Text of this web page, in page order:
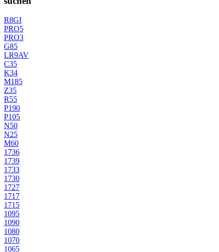
R8GI
PRO5
PRO3
G85
LR9AV
C35
K34
M185
Z35
R55
P190
P105
N50
N25
M60
1736
1739
1733
1730
1727
1717
1715
1095
1090
1080
1070
1065